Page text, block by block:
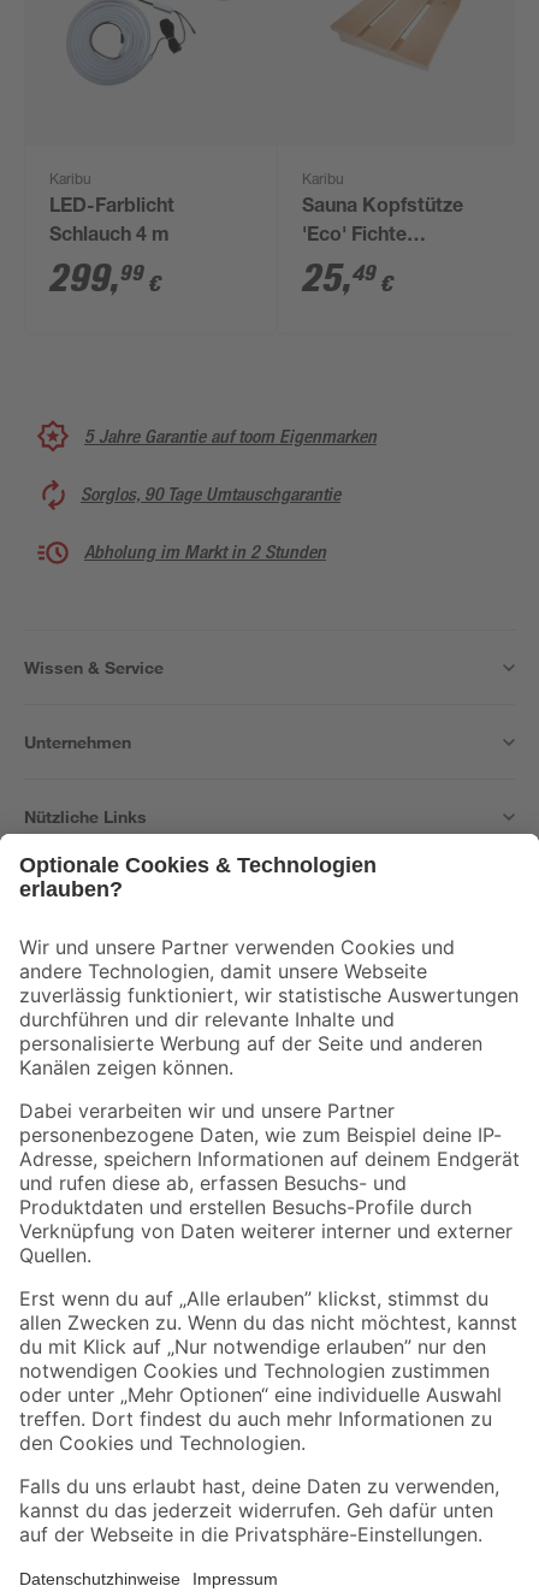
Karibu
LED-Farblicht
Schlauch 4 m
299,99 €
Karibu
Sauna Kopfstütze
'Eco' Fichte
naturbelassen 40 x
31,5 cm
25,49 €
5 Jahre Garantie auf toom Eigenmarken
Sorglos, 90 Tage Umtauschgarantie
Abholung im Markt in 2 Stunden
Wissen & Service
Unternehmen
Nützliche Links
Der toom Newsletter: Keine Angebote und Aktionen mehr verpassen!
Zur Newsletter Anmeldung
Folge uns
Zahlungsarten Versandarten
Sicher einkaufen
Jetzt die toom-App herunterladen
Alle Preisangaben in EUR inkl. gesetzl. MwSt.. Die dargestellten Angebote sind unter
Umständen nicht in allen Märkten verfügbar. Die angegebenen Verfügbarkeiten beziehen
Produkte nur solange der Vorrat reicht.